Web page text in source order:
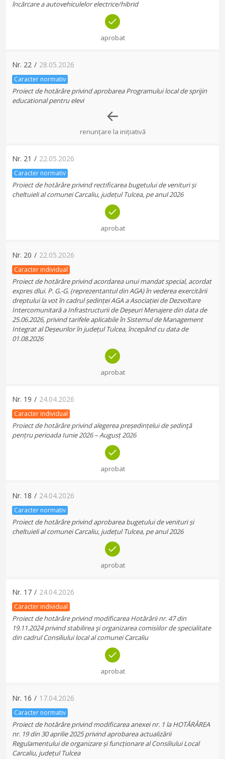
încărcare a autovehiculelor electrice/hibrid
aprobat
Nr. 22 / 28.05.2026
Caracter normativ
Proiect de hotărâre privind aprobarea Programului local de sprijin
educational pentru elevi
renunțare la inițiativă
Nr. 21 / 22.05.2026
Caracter normativ
Proiect de hotărâre privind rectificarea bugetului de venituri și
cheltuieli al comunei Carcaliu, județul Tulcea, pe anul 2026
aprobat
Nr. 20 / 22.05.2026
Caracter individual
Proiect de hotărâre privind acordarea unui mandat special, acordat
expres dlui. P. G.-G. (reprezentantul din AGA) în vederea exercitării
dreptului la vot în cadrul ședinței AGA a Asociației de Dezvoltare
Intercomunitară a Infrastructurii de Deșeuri Menajere din data de
25.06.2026, privind tarifele aplicabile în Sistemul de Management
Integrat al Deșeurilor în județul Tulcea, începând cu data de
01.08.2026
aprobat
Nr. 19 / 24.04.2026
Caracter individual
Proiect de hotărâre privind alegerea președințelui de ședinţă
pențru perioada Iunie 2026 – Augusț 2026
aprobat
Nr. 18 / 24.04.2026
Caracter normativ
Proiect de hotărâre privind aprobarea bugetului de venituri și
cheltuieli al comunei Carcaliu, județul Tulcea, pe anul 2026
aprobat
Nr. 17 / 24.04.2026
Caracter individual
Proiect de hotărâre privind modificarea Hotărârii nr. 47 din
19.11.2024 privind stabilirea şi organizarea comisiilor de specialitate
din cadrul Consiliului local al comunei Carcaliu
aprobat
Nr. 16 / 17.04.2026
Caracter normativ
Proiect de hotărâre privind modificarea anexei nr. 1 la HOTĂRÂREA
nr. 19 din 30 aprilie 2025 privind aprobarea actualizării
Regulamentului de organizare și funcționare al Consiliului Local
Carcaliu, județul Tulcea